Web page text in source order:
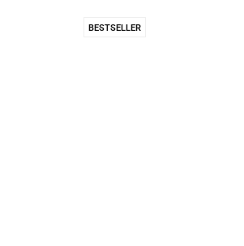
BESTSELLER